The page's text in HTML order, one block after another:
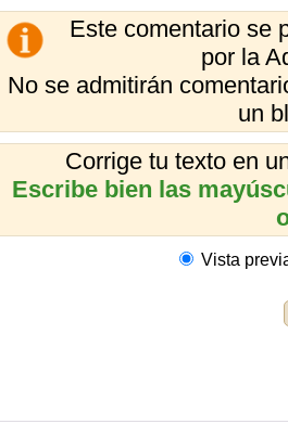
Este comentario se
por la
No se admitirán
un
Corrige tu texto en
Escribe bien las
Vista